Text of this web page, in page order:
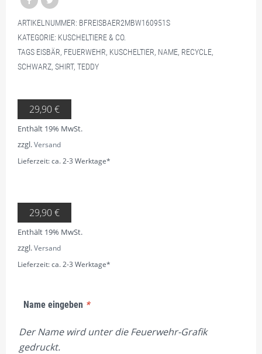
ARTIKELNUMMER: BFREISBAER2MBW160951S
KATEGORIE: KUSCHELTIERE & CO.
TAGS EISBÄR, FEUERWEHR, KUSCHELTIER, NAME, RECYCLE,
SCHWARZ, SHIRT, TEDDY
29,90€
Enthält 19% MwSt.
zzgl.Versand
Lieferzeit: ca. 2-3 Werktage*
29,90€
Enthält 19% MwSt.
zzgl.Versand
Lieferzeit: ca. 2-3 Werktage*
Name eingeben *
Der Name wird unter die Feuerwehr-Grafik
gedruckt.